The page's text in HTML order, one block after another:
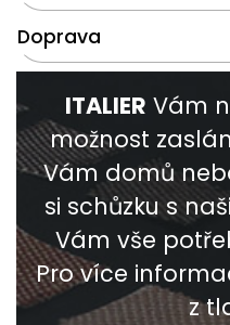
Doprava
ITALIER Vám
možnost
Vám domů
si schůzku s
Vám vše
Pro více
z